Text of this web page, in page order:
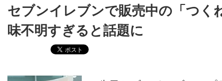
セブンイレブンで販売中の「つく
味不明すぎると話題に